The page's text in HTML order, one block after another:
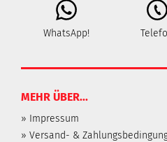
WhatsApp!
MEHR ÜBER...
» Impressum
» Versand- &